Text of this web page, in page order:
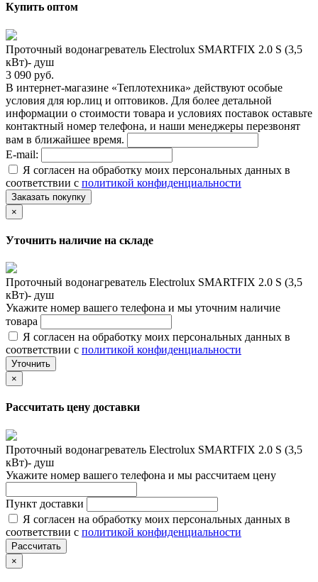
Купить оптом
Проточный водонагреватель Electrolux SMARTFIX 2.0 S (3,5
кВт)- душ
3 090 руб.
В интернет-магазине «Теплотехника» действуют особые
условия для юр.лиц и оптовиков. Для более детальной
информации о стоимости товара и условиях поставок оставьте
контактный номер телефона, и наши менеджеры перезвонят
вам в ближайшее время.
E-mail:
Я согласен на обработку моих персональных данных в
соответствии с политикой конфиденциальности
Заказать покупку
×
Уточнить наличие на складе
Проточный водонагреватель Electrolux SMARTFIX 2.0 S (3,5
кВт)- душ
Укажите номер вашего телефона и мы уточним наличие
товара
Я согласен на обработку моих персональных данных в
соответствии с политикой конфиденциальности
Уточнить
×
Рассчитать цену доставки
Проточный водонагреватель Electrolux SMARTFIX 2.0 S (3,5
кВт)- душ
Укажите номер вашего телефона и мы рассчитаем цену
Пункт доставки
Я согласен на обработку моих персональных данных в
соответствии с политикой конфиденциальности
Рассчитать
×